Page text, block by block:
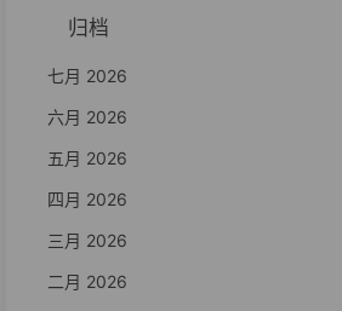
归档
七月 2026
六月 2026
五月 2026
四月 2026
三月 2026
二月 2026